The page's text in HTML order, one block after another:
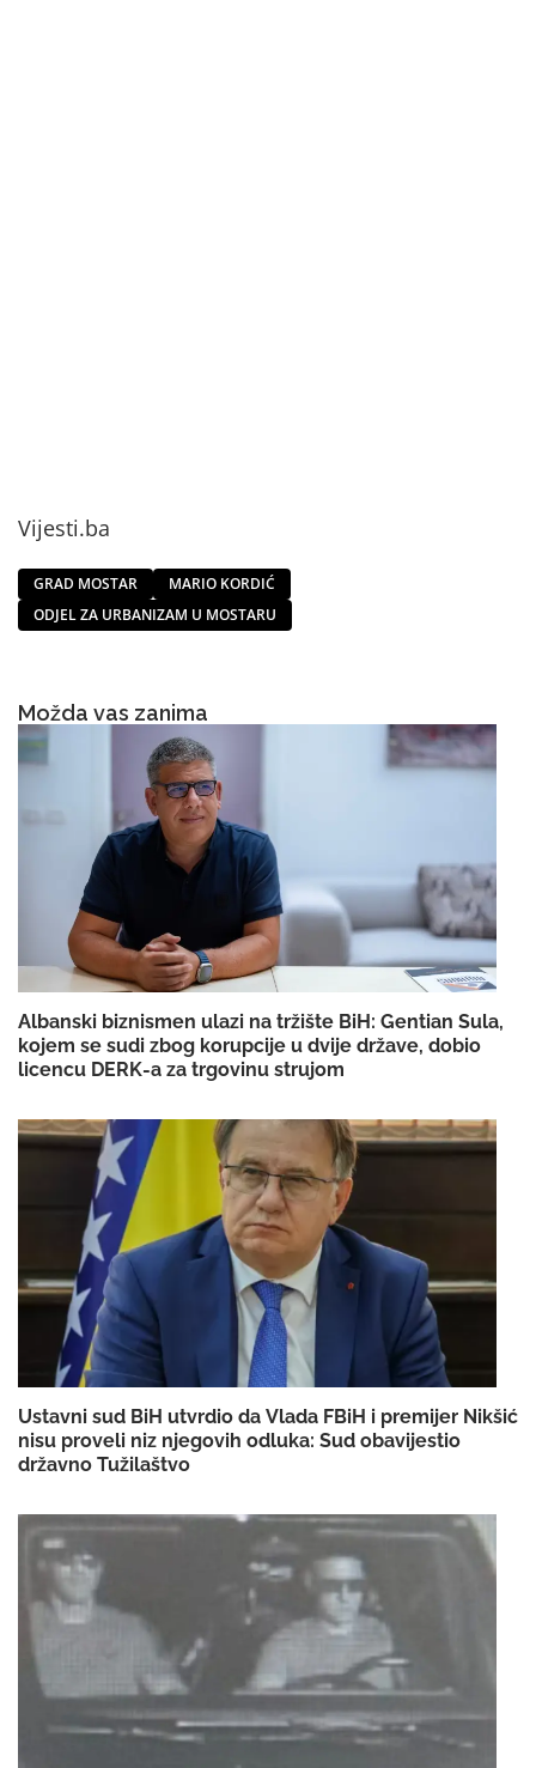
Vijesti.ba
GRAD MOSTAR
MARIO KORDIĆ
ODJEL ZA URBANIZAM U MOSTARU
Možda vas zanima
Albanski biznismen ulazi na tržište BiH: Gentian Sula,
kojem se sudi zbog korupcije u dvije države, dobio
licencu DERK-a za trgovinu strujom
Ustavni sud BiH utvrdio da Vlada FBiH i premijer Nikšić
nisu proveli niz njegovih odluka: Sud obavijestio
državno Tužilaštvo